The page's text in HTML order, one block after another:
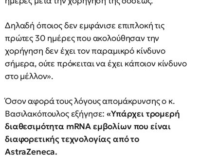
Δηλαδή όποιος δεν εμφάνισε επιπλοκή τις
πρώτες 30 ημέρες που ακολούθησαν την
χορήγηση δεν έχει τον παραμικρό κίνδυνο
σήμερα, ούτε πρόκειται να έχει κάποιον κίνδυνο
στο μέλλον».
Όσον αφορά τους λόγους απομάκρυνσης ο κ.
Βασιλακόπουλος εξήγησε:«Υπάρχει τρομερή
διαθεσιμότητα mRNA εμβολίων που είναι
διαφορετικής τεχνολογίας από το
AstraZeneca.